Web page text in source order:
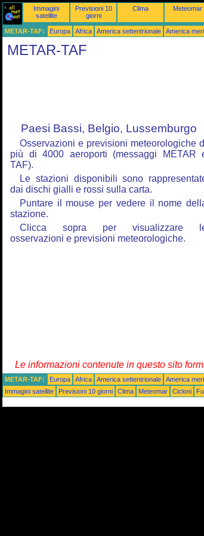
Immagini
satellite
Previsioni 10
giorni
Clima Meteomar
METAR-TAF: Europa Africa America settentrionale America
METAR-TAF
Paesi Bassi, Belgio, Lussemburgo
Osservazioni e previsioni meteorologiche
più di 4000 aeroporti (messaggi METAR
TAF).
Le stazioni disponibili sono
dai dischi gialli e rossi sulla carta.
Puntare il mouse per vedere il nome
stazione.
Clicca sopra per visualizzare
osservazioni e previsioni meteorologiche.
Le informazioni contenute in questo sito
METAR-TAF: Europa Africa America settentrionale America
Immagini satellite
Previsioni 10 giorni Clima Meteomar Cicloni